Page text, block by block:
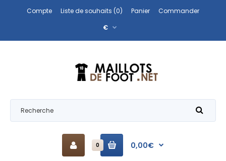
Compte Liste de souhaits (0) Panier
Commander
€
0 0,00€